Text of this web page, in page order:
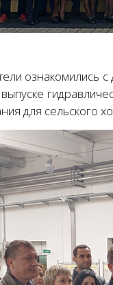
ознакомились
для сельского